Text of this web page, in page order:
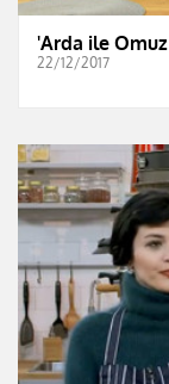
'Arda ile Omuz
22/12/2017